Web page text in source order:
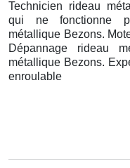
Technicien rideau
qui ne fonctionne
métallique Bezons.
Dépannage rideau
métallique Bezons.
enroulable